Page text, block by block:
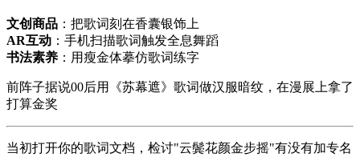
文创商品 ：把歌词刻在香囊银饰上
AR互动 ：手机扫描歌词触发全息舞蹈
书法素养 ：用瘦金体摹仿歌词练字
前阵子据说00后用《苏幕遮》歌词做汉服暗纹，在漫展上拿了
打算金奖
当初打开你的歌词文档，检讨"云鬓花颜金步摇"有没有加专名